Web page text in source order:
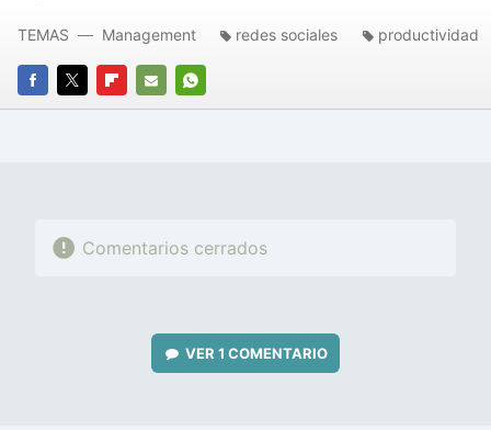
FACEBOOK
TWITTERFLIPBOARD
E-
WHATSAPP
TEMAS Management redes sociales productividad
Comentarios cerrados
VER 1 COMENTARIO